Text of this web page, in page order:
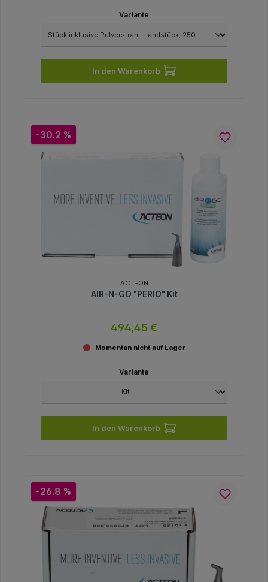
Variante
In den Warenkorb
-30.2 %
ACTEON
AIR-N-GO "PERIO" Kit
494,45 €
Momentan nicht auf Lager
Variante
In den Warenkorb
-26.8 %